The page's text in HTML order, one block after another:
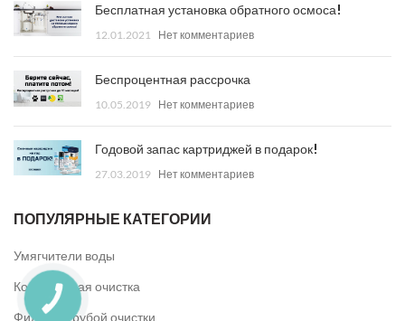
Бесплатная установка обратного осмоса!
12.01.2021 Нет комментариев
Беспроцентная рассрочка
10.05.2019 Нет комментариев
Годовой запас картриджей в подарок!
27.03.2019 Нет комментариев
ПОПУЛЯРНЫЕ КАТЕГОРИИ
Умягчители воды
Комплексная очистка
Фильтры грубой очистки
КНОПКА
ЗВ'ЯЗКУ